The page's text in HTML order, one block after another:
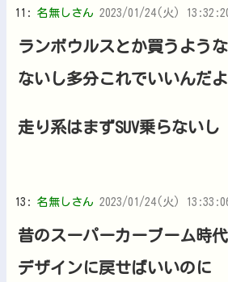
11: 名無しさん 2023/01/24(火)
ランボウルスとか買うよう
ないし多分これでいいんだよ
走り系はまずSUV乗らないし
13: 名無しさん 2023/01/24(火)
昔のスーパーカーブーム時
デザインに戻せばいいのに